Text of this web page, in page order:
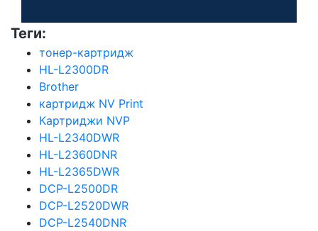
Теги:
тонер-картридж
HL-L2300DR
Brother
картридж NV Print
Картриджи NVP
HL-L2340DWR
HL-L2360DNR
HL-L2365DWR
DCP-L2500DR
DCP-L2520DWR
DCP-L2540DNR